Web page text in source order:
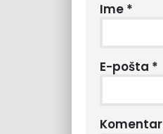
Ime *
E-pošta *
Komentar